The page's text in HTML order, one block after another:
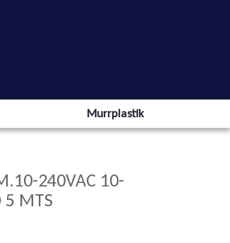
Murrplastik
240VAC 10-
5 MTS